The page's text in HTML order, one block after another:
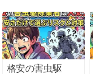
格安の害虫駆